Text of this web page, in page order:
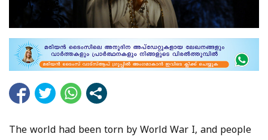
The world had been torn by World War I, and people